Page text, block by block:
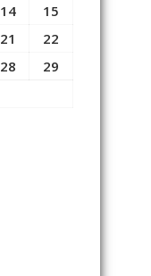
14
15
21
22
28
29